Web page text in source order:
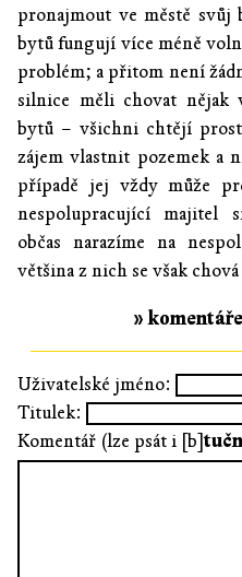
pronajmout ve městě
bytů fungují více méně
problém; a přitom není
silnice měli chovat nějak
bytů – všichni chtějí
zájem vlastnit pozemek a
případě jej vždy může
nespolupracující majitel
občas narazíme na
většina z nich se však
»
Uživatelské jméno:
Titulek:
Komentář (lze psát i [b]